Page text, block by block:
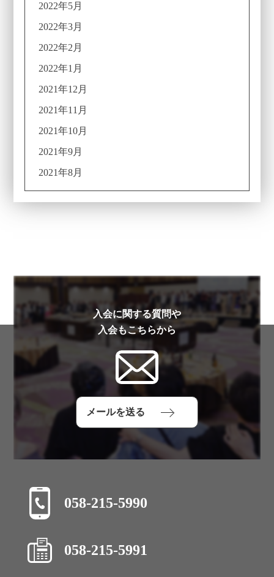
2022年5月
2022年3月
2022年2月
2022年1月
2021年12月
2021年11月
2021年10月
2021年9月
2021年8月
入会に関する質問や
入会もこちらから
メールを送る
058-215-5990
058-215-5991